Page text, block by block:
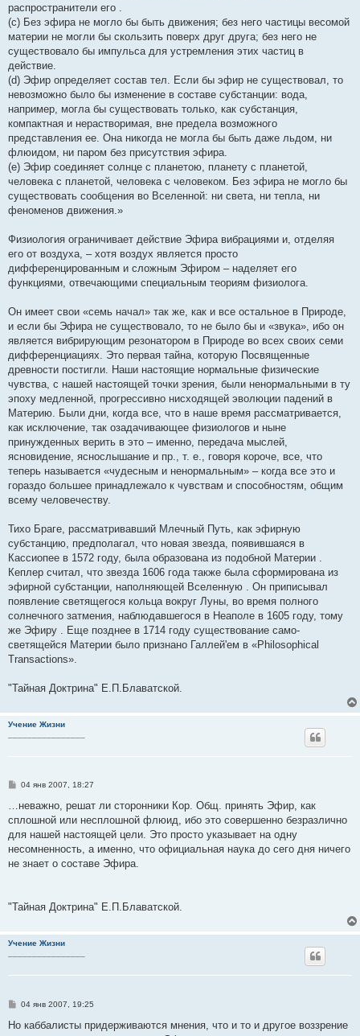
распространители его .
(c) Без эфира не могло бы быть движения; без него частицы весомой
материи не могли бы скользить поверх друг друга; без него не
существовало бы импульса для устремления этих частиц в
действие.
(d) Эфир определяет состав тел. Если бы эфир не существовал, то
невозможно было бы изменение в составе субстанции: вода,
например, могла бы существовать только, как субстанция,
компактная и нерастворимая, вне предела возможного
представления ее. Она никогда не могла бы быть даже льдом, ни
флюидом, ни паром без присутствия эфира.
(e) Эфир соединяет солнце с планетою, планету с планетой,
человека с планетой, человека с человеком. Без эфира не могло бы
существовать сообщения во Вселенной: ни света, ни тепла, ни
феноменов движения.»
Физиология ограничивает действие Эфира вибрациями и, отделяя
его от воздуха, – хотя воздух является просто
дифференцированным и сложным Эфиром – наделяет его
функциями, отвечающими специальным теориям физиолога.
Он имеет свои «семь начал» так же, как и все остальное в Природе,
и если бы Эфира не существовало, то не было бы и «звука», ибо он
является вибрирующим резонатором в Природе во всех своих семи
дифференциациях. Это первая тайна, которую Посвященные
древности постигли. Наши настоящие нормальные физические
чувства, с нашей настоящей точки зрения, были ненормальными в ту
эпоху медленной, прогрессивно нисходящей эволюции падений в
Материю. Были дни, когда все, что в наше время рассматривается,
как исключение, так озадачивающее физиологов и ныне
принужденных верить в это – именно, передача мыслей,
ясновидение, яснослышание и пр., т. е., говоря короче, все, что
теперь называется «чудесным и ненормальным» – когда все это и
гораздо большее принадлежало к чувствам и способностям, общим
всему человечеству.
Тихо Браге, рассматривавший Млечный Путь, как эфирную
субстанцию, предполагал, что новая звезда, появившаяся в
Кассиопее в 1572 году, была образована из подобной Материи .
Кеплер считал, что звезда 1606 года также была сформирована из
эфирной субстанции, наполняющей Вселенную . Он приписывал
появление светящегося кольца вокруг Луны, во время полного
солнечного затмения, наблюдавшегося в Неаполе в 1605 году, тому
же Эфиру . Еще позднее в 1714 году существование само-
светящейся Материи было признано Галлей'ем в «Philosophical
Transactions».
"Тайная Доктрина" Е.П.Блаватской.
Учение Жизни
С
о
щ
е
и
е
04 янв 2007, 18:27
…неважно, решат ли сторонники Кор. Общ. принять Эфир, как
сплошной или несплошной флюид, ибо это совершенно безразлично
для нашей настоящей цели. Это просто указывает на одну
несомненность, а именно, что официальная наука до сего дня ничего
не знает о составе Эфира.
"Тайная Доктрина" Е.П.Блаватской.
Учение Жизни
С
о
04 янв 2007, 19:25
Но каббалисты придерживаются мнения, что и то и другое воззрение